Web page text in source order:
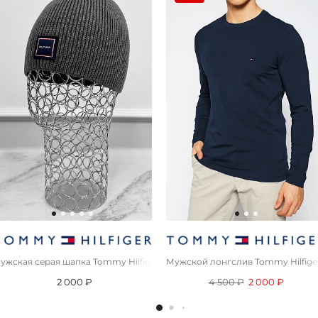
- Blue
серая шапка Tommy Hilfiger logo-patch
2 000 ₽
Мужской лонгслив Tommy
4 500 ₽ 2 000 ₽